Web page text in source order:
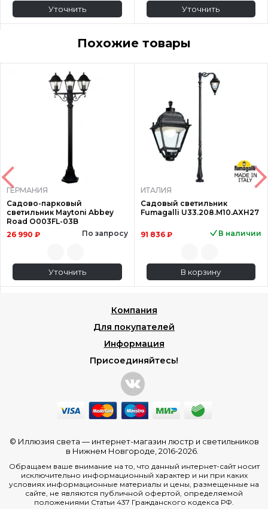
Уточнить Уточнить
Похожие товары
ГЕРМАНИЯ
Садово-парковый
светильник Maytoni Abbey
Road O003FL-03B
26 990 ₽
По запросу
Уточнить
ИТАЛИЯ
Садовый светильник
Fumagalli U33.208.M10.AXH27
91 836 ₽ В наличии
В корзину
Компания
Для покупателей
Информация
Присоединяйтесь!
© Иллюзия света — интернет-магазин люстр и светильников
в Нижнем Новгороде , 2016-2026.
Обращаем ваше внимание на то, что данный интернет-сайт носит
исключительно информационный характер и ни при каких
условиях информационные материалы и цены, размещенные на
сайте, не являются публичной офертой, определяемой
положениями Статьи 437 Гражданского кодекса РФ.